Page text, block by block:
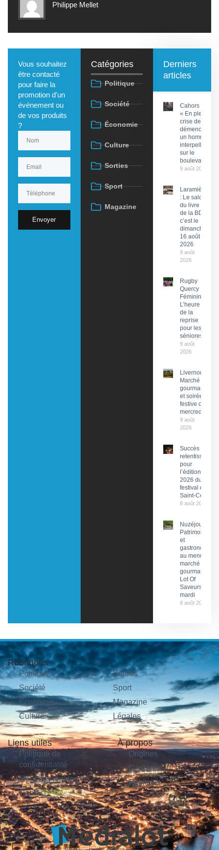
Philippe Mellet
Vous souhaitez
être contacté
pour faire la
promotion d'un
événement ou
de vos produits
?
Envoyer
Catégories
Politique
Société
Économie
Culture
Sorties
Sport
Magazine
Derniers
articles
Cahors :
« En pleine
crise de
démence »,
un homme
interpellé
sur le
boulevard
9 août 2026
Laramière
: Le salon
du livre et
de la BD,
c’est le
dimanche
16 août
2026
9 août
2026
Rugby
Quercy
Féminin :
L’heure
de la
reprise
pour les
séniores
9 août
2026
Livernon :
Marché
gourmand
et soirée
festive ce
mercredi
9 août
2026
Succès
retentissant
pour
l’édition
2026 du
festival de
Saint-Céré
8 août 2026
Nuzéjouls :
Patrimoine
et
gastronomie
au menu du
marché
gourmand
Lot Of
Saveurs ce
mardi
8 août 2026
Rubriques
Politique
Société
Économie
Culture
Sorties
Sport
Magazine
Légales
Liens utiles
Politique de
confidentialité
Mentions légales
Contact
À propos
Origines
Carrières
Publicité